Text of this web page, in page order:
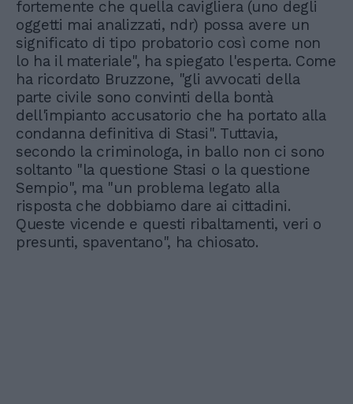
fortemente che quella cavigliera (uno degli
oggetti mai analizzati, ndr) possa avere un
significato di tipo probatorio così come non
lo ha il materiale", ha spiegato l'esperta. Come
ha ricordato Bruzzone, "gli avvocati della
parte civile sono convinti della bontà
dell'impianto accusatorio che ha portato alla
condanna definitiva di Stasi". Tuttavia,
secondo la criminologa, in ballo non ci sono
soltanto "la questione Stasi o la questione
Sempio", ma "un problema legato alla
risposta che dobbiamo dare ai cittadini.
Queste vicende e questi ribaltamenti, veri o
presunti, spaventano", ha chiosato.